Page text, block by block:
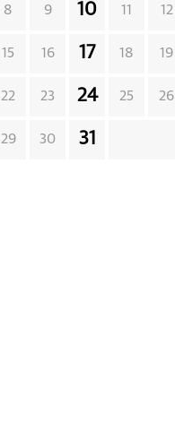
8 9 10 11 12
15 16 17 18 19
22 23 24 25 26
29 30 31